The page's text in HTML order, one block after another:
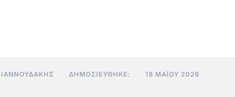
ΔΗΜΟΣΙΕΎΘΗΚΕ: 18 ΜΑΪ́ΟΥ 2026